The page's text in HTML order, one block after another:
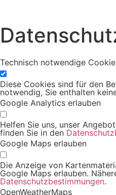
Technisch notwendige
Diese Cookies sind für den
notwendig, Sie enthalten
Google Analytics erlauben
Helfen Sie uns, unser
finden Sie in den
Google Maps erlauben
Die Anzeige von
Google Maps erlauben.
Datenschutzbestimmungen.
OpenWeatherMaps